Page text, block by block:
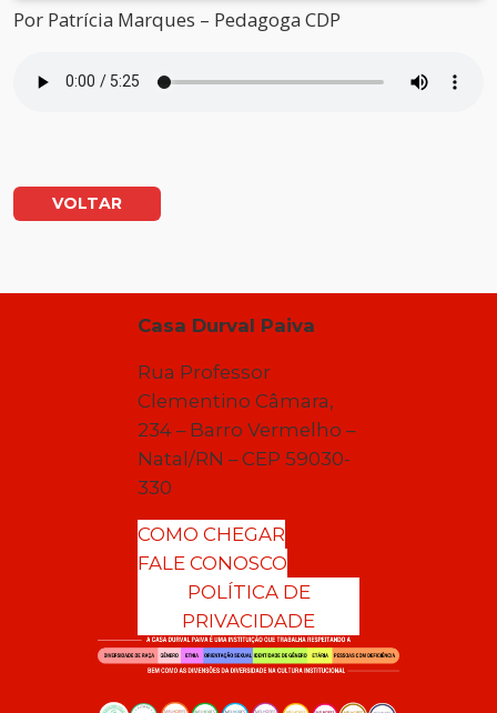
Por Patrícia Marques – Pedagoga CDP
VOLTAR
Casa Durval Paiva
Rua Professor
Clementino Câmara,
234 – Barro Vermelho –
Natal/RN – CEP 59030-
330
COMO CHEGAR
FALE CONOSCO
POLÍTICA DE
PRIVACIDADE